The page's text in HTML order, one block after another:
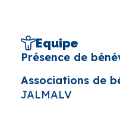
Equipe
Présence de
Associations de
JALMALV